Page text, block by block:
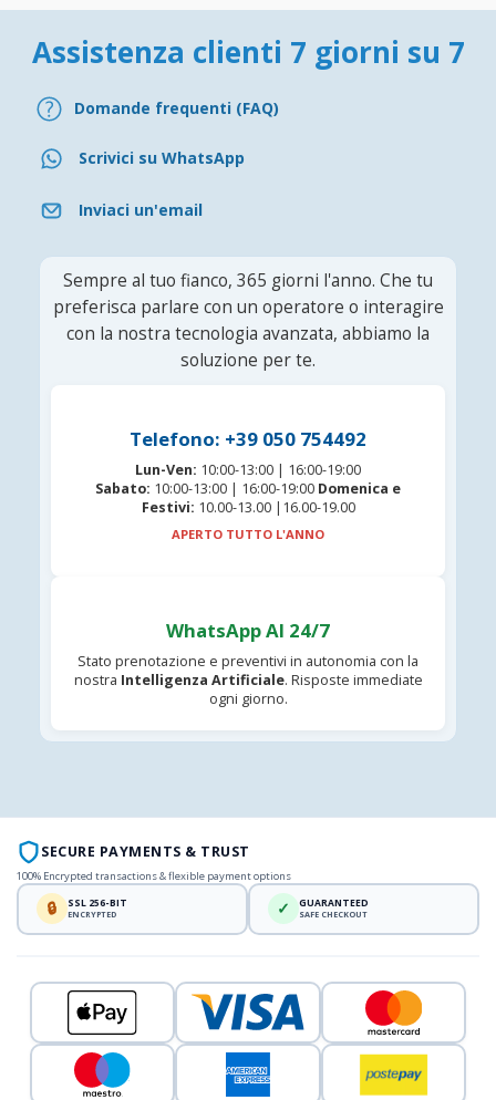
Assistenza clienti 7 giorni su 7
Domande frequenti (FAQ)
Scrivici su WhatsApp
Inviaci un'email
Sempre al tuo fianco, 365 giorni l'anno. Che tu
preferisca parlare con un operatore o interagire
con la nostra tecnologia avanzata, abbiamo la
soluzione per te.
Telefono: +39 050 754492
Lun-Ven: 10:00-13:00 | 16:00-19:00
Sabato: 10:00-13:00 | 16:00-19:00 Domenica e
Festivi: 10.00-13.00 |16.00-19.00
APERTO TUTTO L'ANNO
WhatsApp AI 24/7
Stato prenotazione e preventivi in autonomia con la
nostra Intelligenza Artificiale. Risposte immediate
ogni giorno.
SECURE PAYMENTS & TRUST
100% Encrypted transactions & flexible payment options
🔒 SSL 256-BIT
ENCRYPTED ✓ GUARANTEED
SAFE CHECKOUT